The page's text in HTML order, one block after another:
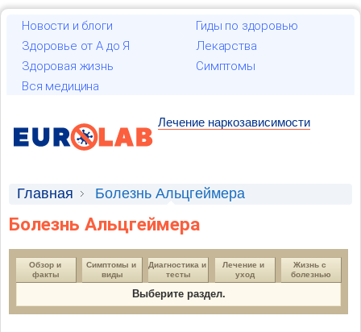
Новости и блоги
Гиды по здоровью
Здоровье от А до Я
Лекарства
Здоровая жизнь
Симптомы
Вся медицина
Лечение наркозависимости
Главная Болезнь Альцгеймера
Болезнь Альцгеймера
Обзор и
факты
Симптомы и
виды
Диагностика и
тесты
Лечение и
уход
Жизнь с
болезнью
Выберите раздел.